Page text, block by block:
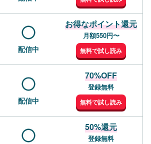
配信中
お得なポイント還元
月額550円〜
無料で試し読み
配信中
70%OFF
登録無料
無料で試し読み
50%還元
登録無料